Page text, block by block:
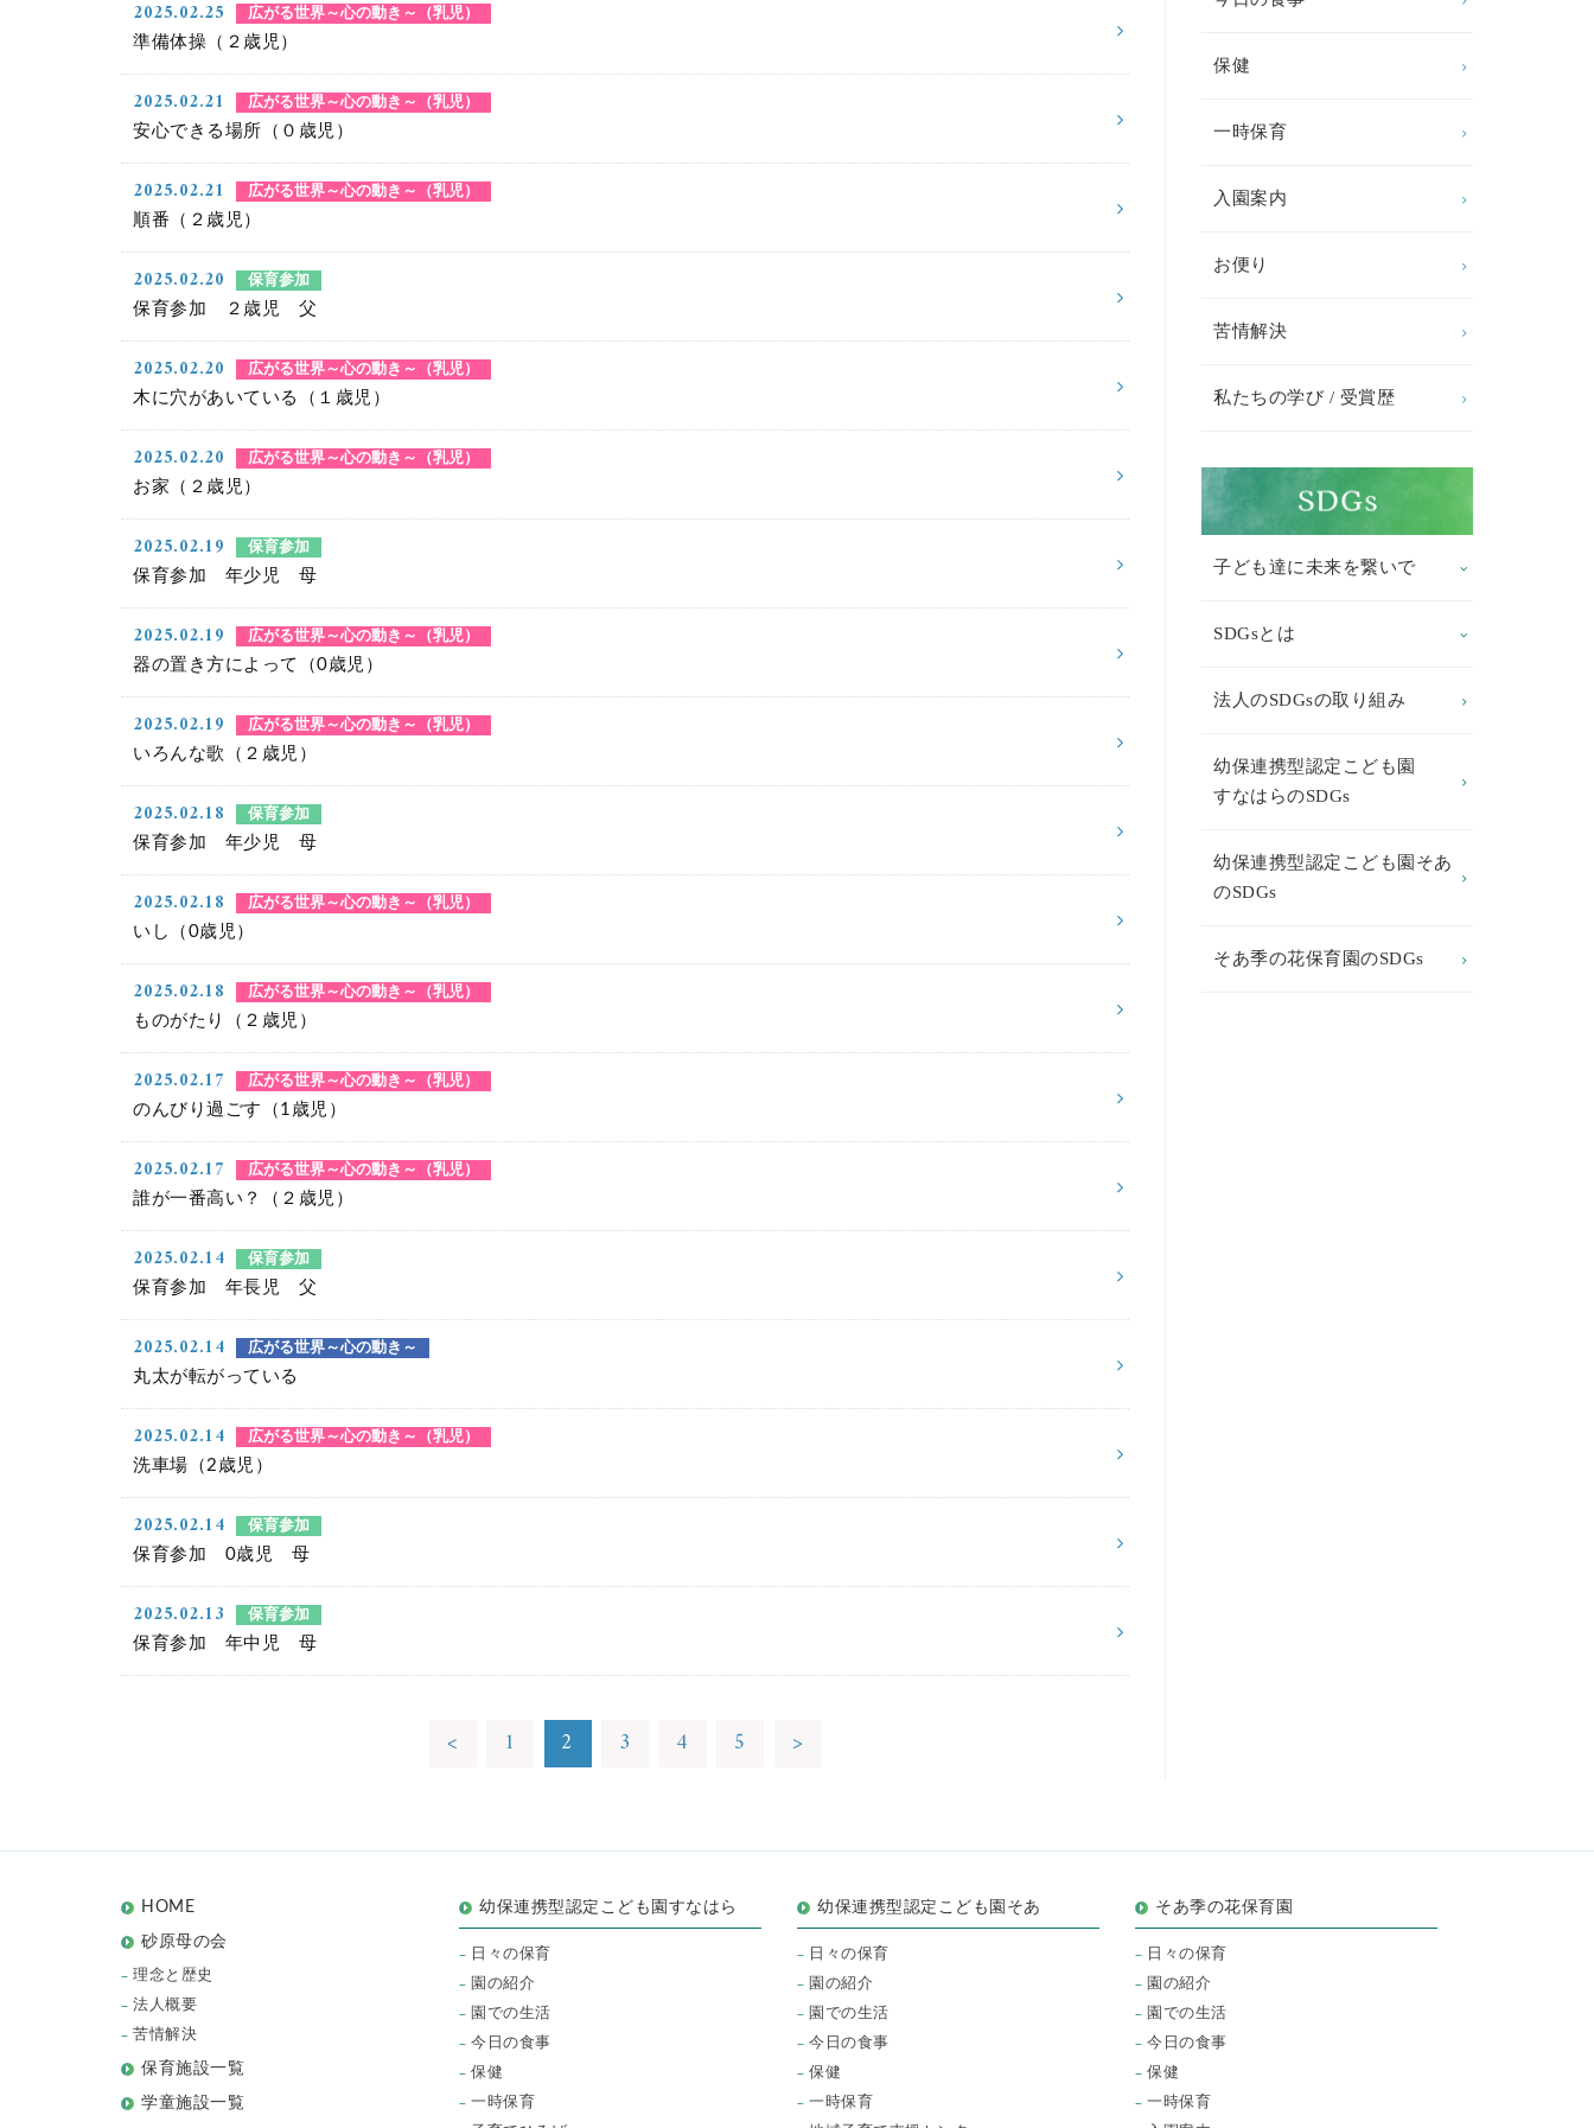
保健
一時保育
入園案内
お便り
苦情解決
私たちの学び / 受賞歴
子ども達に未来を繋いで
SDGsとは
法人のSDGsの取り組み
幼保連携型認定こども園
すなはらのSDGs
幼保連携型認定こども園そあ
のSDGs
そあ季の花保育園のSDGs
2025.02.25 広がる世界～心の動き～（乳児）
準備体操（２歳児）
2025.02.21 広がる世界～心の動き～（乳児）
安心できる場所（０歳児）
2025.02.21 広がる世界～心の動き～（乳児）
順番（２歳児）
2025.02.20 保育参加
保育参加 ２歳児 父
2025.02.20 広がる世界～心の動き～（乳児）
木に穴があいている（１歳児）
2025.02.20 広がる世界～心の動き～（乳児）
お家（２歳児）
2025.02.19 保育参加
保育参加 年少児 母
2025.02.19 広がる世界～心の動き～（乳児）
器の置き方によって（0歳児）
2025.02.19 広がる世界～心の動き～（乳児）
いろんな歌（２歳児）
2025.02.18 保育参加
保育参加 年少児 母
2025.02.18 広がる世界～心の動き～（乳児）
いし（0歳児）
2025.02.18 広がる世界～心の動き～（乳児）
ものがたり（２歳児）
2025.02.17 広がる世界～心の動き～（乳児）
のんびり過ごす（1歳児）
2025.02.17 広がる世界～心の動き～（乳児）
誰が一番高い？（２歳児）
2025.02.14 保育参加
保育参加 年長児 父
2025.02.14 広がる世界～心の動き～
丸太が転がっている
2025.02.14 広がる世界～心の動き～（乳児）
洗車場（2歳児）
2025.02.14 保育参加
保育参加 0歳児 母
2025.02.13 保育参加
保育参加 年中児 母
< 1 2 3 4 5 >
HOME
砂原母の会
理念と歴史
法人概要
苦情解決
保育施設一覧
学童施設一覧
幼保連携型認定こども園すなはら
日々の保育
園の紹介
園での生活
今日の食事
保健
一時保育
幼保連携型認定こども園そあ
日々の保育
園の紹介
園での生活
今日の食事
保健
一時保育
そあ季の花保育園
日々の保育
園の紹介
園での生活
今日の食事
保健
一時保育